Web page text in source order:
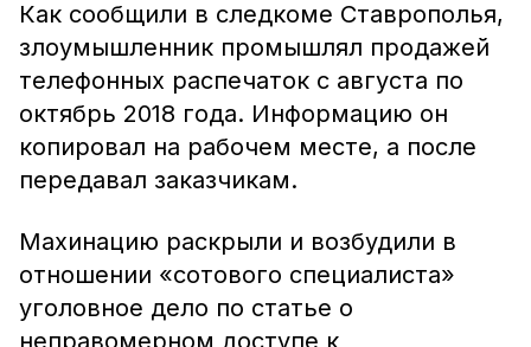
Как сообщили в следкоме Ставрополья,
злоумышленник промышлял продажей
телефонных распечаток с августа по
октябрь 2018 года. Информацию он
копировал на рабочем месте, а после
передавал заказчикам.
Махинацию раскрыли и возбудили в
отношении «сотового специалиста»
уголовное дело по статье о
неправомерном доступе к